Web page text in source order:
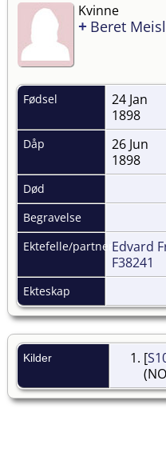
Kvinne
+ Beret
Fødsel
24 Jan
1898
Dåp
26 Jun
1898
Død
Begravelse
Ektefelle/partnerEdvard
F38241
Ekteskap
Kilder [